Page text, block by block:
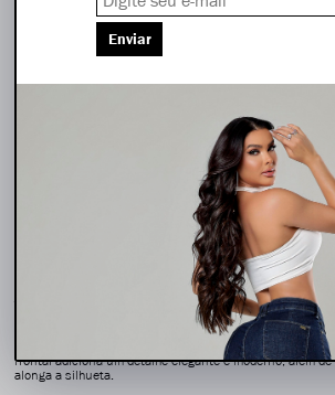
Frete grátis SP (capital e grande SP) a partir
5% Off no pix
DESCRIÇÃO COMPLETA
79072
A calça jeans feminina com cintura alta e modelagem
indispensável para lojistas que desejam oferecer jeans
ótimo caimento. Desenvolvida para valorizar a silhueta,
tendência e um visual sofisticado que chama atenção na
A modelagem levanta bumbum proporciona um encaixe
enquanto a cintura alta garante mais valorização e
frontal adiciona um detalhe elegante e moderno, além
alonga a silhueta.
Enviar